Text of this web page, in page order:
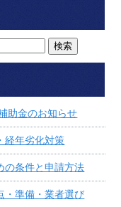
助金のお知らせ
経年劣化対策
の条件と申請方法
・準備・業者選び